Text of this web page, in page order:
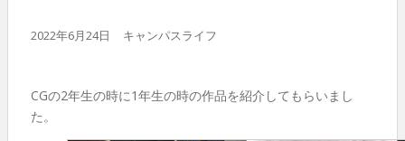
2022年6月24日 キャンパスライフ
CGの2年生の時に1年生の時の作品を紹介してもらいまし
た。